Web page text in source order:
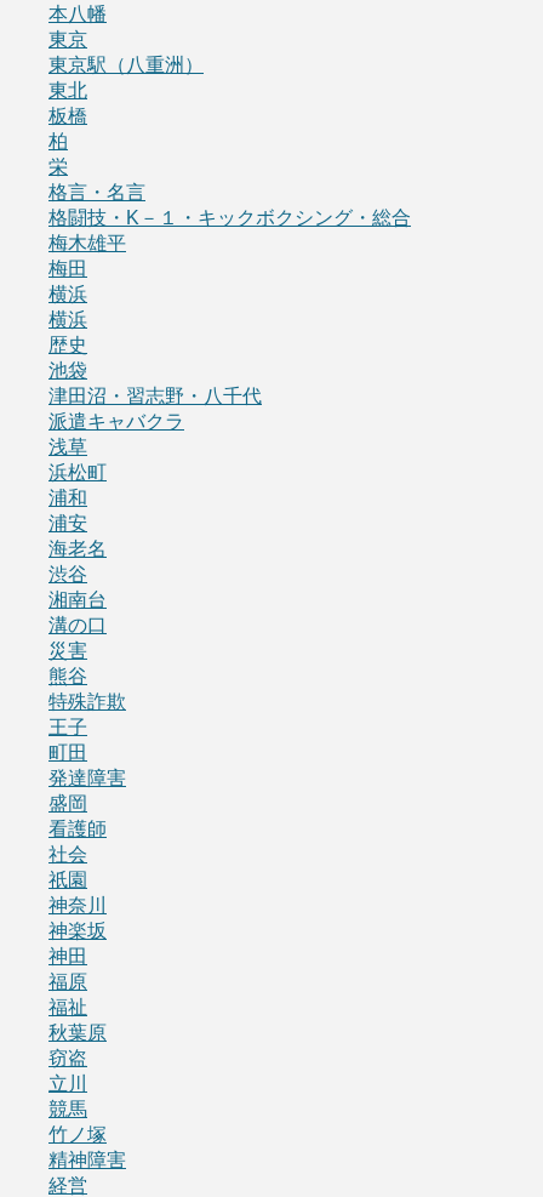
本八幡
東京
東京駅（八重洲）
東北
板橋
柏
栄
格言・名言
格闘技・K－１・キックボクシング・総合
梅木雄平
梅田
横浜
横浜
歴史
池袋
津田沼・習志野・八千代
派遣キャバクラ
浅草
浜松町
浦和
浦安
海老名
渋谷
湘南台
溝の口
災害
熊谷
特殊詐欺
王子
町田
発達障害
盛岡
看護師
社会
祇園
神奈川
神楽坂
神田
福原
福祉
秋葉原
窃盗
立川
競馬
竹ノ塚
精神障害
経営